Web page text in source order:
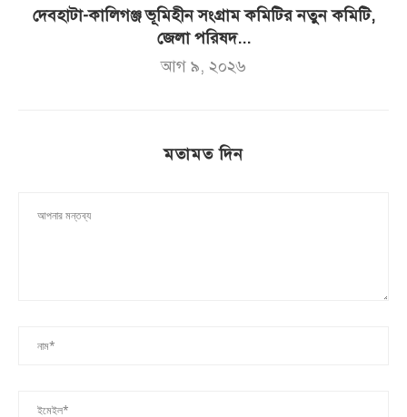
দেবহাটা-কালিগঞ্জ ভূমিহীন সংগ্রাম কমিটির নতুন কমিটি,
জেলা পরিষদ...
আগ ৯, ২০২৬
মতামত দিন